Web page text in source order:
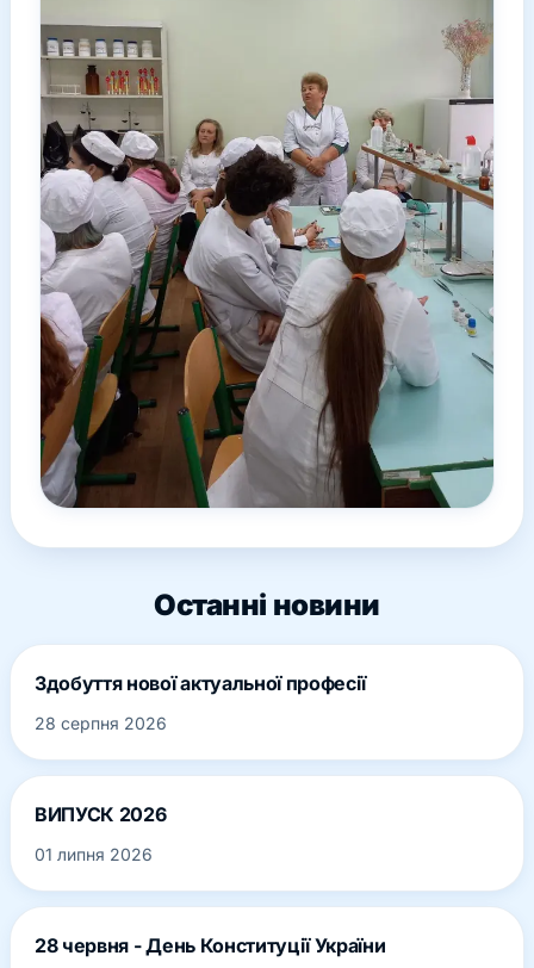
Останні новини
Здобуття нової актуальної професії
28 серпня 2026
ВИПУСК 2026
01 липня 2026
28 червня - День Конституції України